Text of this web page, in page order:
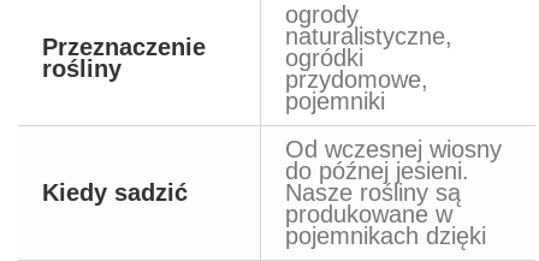
Przeznaczenie
rośliny
ogrody
naturalistyczne,
ogródki
przydomowe,
pojemniki
Kiedy sadzić
Od wczesnej wiosny
do późnej jesieni.
Nasze rośliny są
produkowane w
pojemnikach dzięki